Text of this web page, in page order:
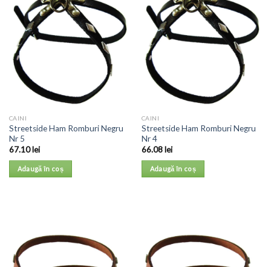
CAINI
Streetside Ham Romburi Negru
Nr 5
67.10lei
Adaugă în coș
CAINI
Streetside Ham Romburi Negru
Nr 4
66.08lei
Adaugă în coș